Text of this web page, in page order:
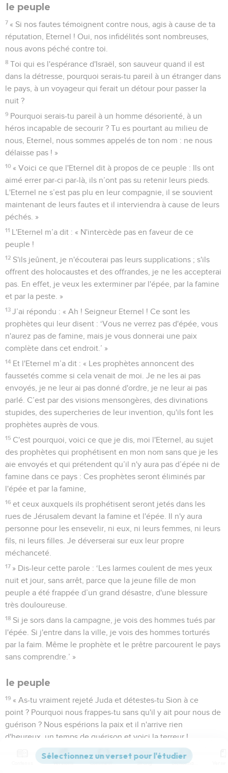
le peuple
7 « Si nos fautes témoignent contre nous, agis à cause de ta
réputation, Eternel ! Oui, nos infidélités sont nombreuses,
nous avons péché contre toi.
8 Toi qui es l'espérance d'Israël, son sauveur quand il est
dans la détresse, pourquoi serais-tu pareil à un étranger dans
le pays, à un voyageur qui ferait un détour pour passer la
nuit ?
9 Pourquoi serais-tu pareil à un homme désorienté, à un
héros incapable de secourir ? Tu es pourtant au milieu de
nous, Eternel, nous sommes appelés de ton nom : ne nous
délaisse pas ! »
10 « Voici ce que l'Eternel dit à propos de ce peuple : Ils ont
aimé errer par-ci par-là, ils n’ont pas su retenir leurs pieds.
L'Eternel ne s’est pas plu en leur compagnie, il se souvient
maintenant de leurs fautes et il interviendra à cause de leurs
péchés. »
11 L'Eternel m’a dit : « N'intercède pas en faveur de ce
peuple !
12 S'ils jeûnent, je n'écouterai pas leurs supplications ; s'ils
offrent des holocaustes et des offrandes, je ne les accepterai
pas. En effet, je veux les exterminer par l'épée, par la famine
et par la peste. »
13 J’ai répondu : « Ah ! Seigneur Eternel ! Ce sont les
prophètes qui leur disent : ‘Vous ne verrez pas d'épée, vous
n'aurez pas de famine, mais je vous donnerai une paix
complète dans cet endroit.’ »
14 Et l'Eternel m’a dit : « Les prophètes annoncent des
faussetés comme si cela venait de moi. Je ne les ai pas
envoyés, je ne leur ai pas donné d'ordre, je ne leur ai pas
parlé. C’est par des visions mensongères, des divinations
stupides, des supercheries de leur invention, qu'ils font les
prophètes auprès de vous.
15 C'est pourquoi, voici ce que je dis, moi l'Eternel, au sujet
des prophètes qui prophétisent en mon nom sans que je les
aie envoyés et qui prétendent qu’il n'y aura pas d’épée ni de
famine dans ce pays : Ces prophètes seront éliminés par
l'épée et par la famine,
16 et ceux auxquels ils prophétisent seront jetés dans les
rues de Jérusalem devant la famine et l'épée. Il n'y aura
personne pour les ensevelir, ni eux, ni leurs femmes, ni leurs
fils, ni leurs filles. Je déverserai sur eux leur propre
méchanceté.
17 » Dis-leur cette parole : ‘Les larmes coulent de mes yeux
nuit et jour, sans arrêt, parce que la jeune fille de mon
peuple a été frappée d’un grand désastre, d'une blessure
très douloureuse.
18 Si je sors dans la campagne, je vois des hommes tués par
l'épée. Si j'entre dans la ville, je vois des hommes torturés
par la faim. Même le prophète et le prêtre parcourent le pays
sans comprendre.’ »
le peuple
19 « As-tu vraiment rejeté Juda et détestes-tu Sion à ce
point ? Pourquoi nous frappes-tu sans qu'il y ait pour nous de
guérison ? Nous espérions la paix et il n'arrive rien
d'heureux, un temps de guérison et voici la terreur !
Eternel, nous reconnaissons notre méchanceté, la faute
de nos pères. Oui, nous avons péché contre toi.
Versions Commentaires Strong